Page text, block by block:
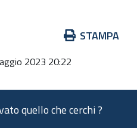
STAMPA
2023 20:22
quello che cerchi ?